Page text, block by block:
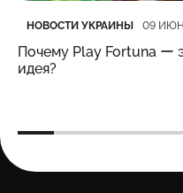
Категория
НОВОСТИ УКРАИНЫ
Дата публикации 09
Почему Play Fortuna ー
идея?